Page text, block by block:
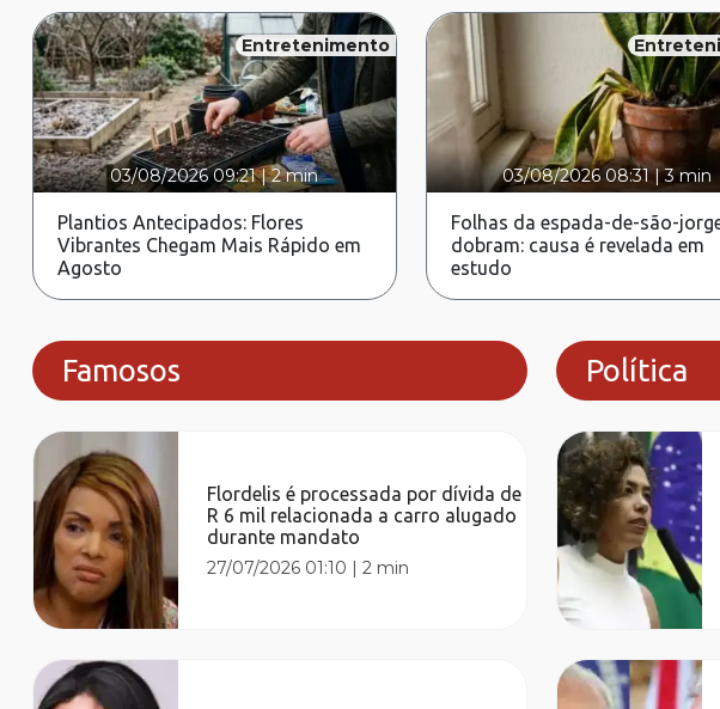
Entretenimento
03/08/2026 09:21|2 min
Plantios Antecipados: Flores
Vibrantes Chegam Mais Rápido em
Agosto
03/08/2026 08:31|3 min
Folhas da espada-de-são-
dobram: causa é revelada em
estudo
Famosos
Flordelis é processada por dívida de
R 6 mil relacionada a carro alugado
durante mandato
27/07/2026 01:10 |2 min
Política